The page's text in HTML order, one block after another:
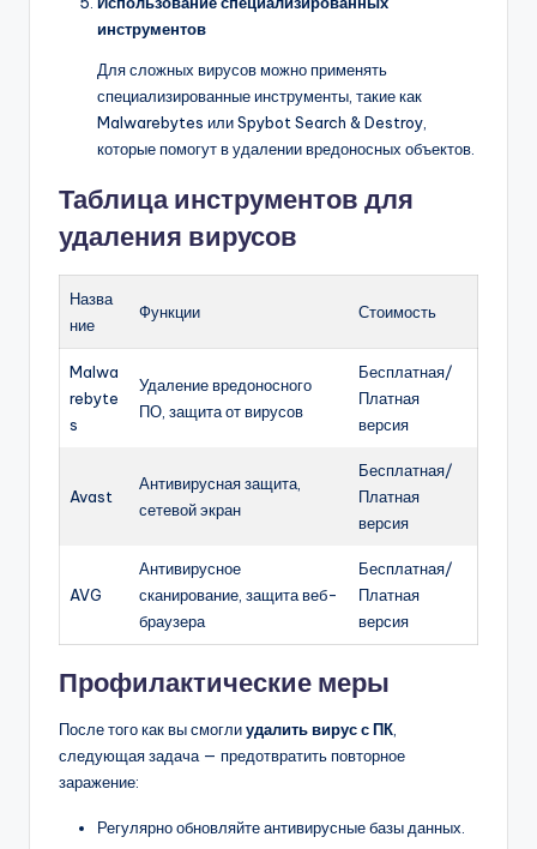
инструментов
Для сложных вирусов можно применять
специализированные инструменты, такие как
Malwarebytes или Spybot Search & Destroy,
которые помогут в удалении вредоносных объектов.
Таблица инструментов для
удаления вирусов
Назва
ние
Функции Стоимость
Malwa
rebyte
s
Удаление вредоносного
ПО, защита от вирусов
Бесплатная/
Платная
версия
Avast
Антивирусная защита,
сетевой экран
Бесплатная/
Платная
версия
AVG
Антивирусное
сканирование, защита веб-
браузера
Бесплатная/
Платная
версия
Профилактические меры
После того как вы смоглиудалить вирус с ПК,
следующая задача — предотвратить повторное
заражение:
Регулярно обновляйте антивирусные базы данных.